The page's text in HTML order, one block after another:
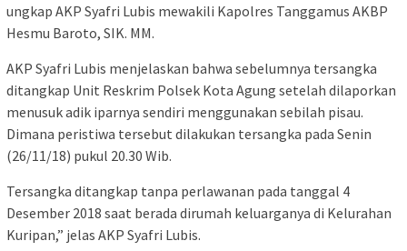
ungkap AKP Syafri Lubis mewakili Kapolres Tanggamus AKBP
Hesmu Baroto, SIK. MM.
AKP Syafri Lubis menjelaskan bahwa sebelumnya tersangka
ditangkap Unit Reskrim Polsek Kota Agung setelah dilaporkan
menusuk adik iparnya sendiri menggunakan sebilah pisau.
Dimana peristiwa tersebut dilakukan tersangka pada Senin
(26/11/18) pukul 20.30 Wib.
Tersangka ditangkap tanpa perlawanan pada tanggal 4
Desember 2018 saat berada dirumah keluarganya di Kelurahan
Kuripan,” jelas AKP Syafri Lubis.